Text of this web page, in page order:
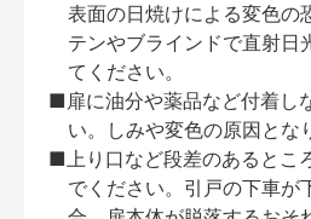
表面の日焼けによる変色の
テンやブラインドで直射日
てください。
■扉に油分や薬品など付着し
い。しみや変色の原因とな
■上り口など段差のあるとこ
でください。引戸の下車が